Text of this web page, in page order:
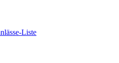
Liste